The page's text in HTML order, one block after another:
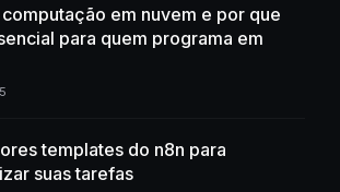
em nuvem e por que
para quem programa em
templates do n8n para
suas tarefas